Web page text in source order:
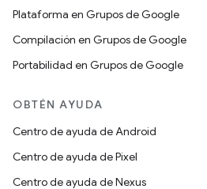
Plataforma en Grupos de Google
Compilación en Grupos de Google
Portabilidad en Grupos de Google
OBTÉN AYUDA
Centro de ayuda de Android
Centro de ayuda de Pixel
Centro de ayuda de Nexus